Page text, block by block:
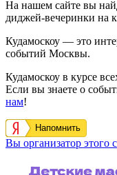
На нашем сайте вы
диджей-вечеринки на
Кудамоскоу — это
событий Москвы.
Кудамоскоу в курсе
Если вы знаете о
нам!
Напомнить
Вы организатор этого